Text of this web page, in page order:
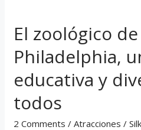
El zoológico de
Philadelphia,
educativa y
todos
2 Comments /Atracciones /
de
Philadelphia,
una
aventura
educativa
divertida
para